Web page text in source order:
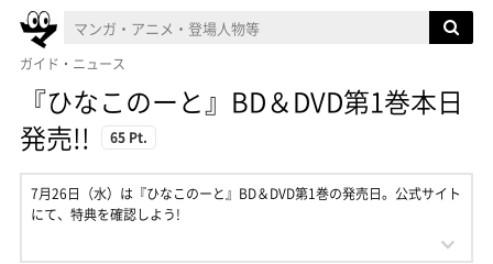
ガイド・ニュース
『ひなこのーと』BD＆DVD第1巻本日
発売!!
65 Pt.
7月26日（水）は『ひなこのーと』BD＆DVD第1巻の発売日。公式サイト
にて、特典を確認しよう!